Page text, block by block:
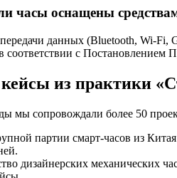
часы оснащены
данных (Bluetooth, Wi-Fi,
соответствии с Постановлением
из практики
мы сопровождали более 50
партии смарт-часов из
дизайнерских механических